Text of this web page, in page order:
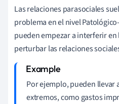
Las relaciones parasociales
problema en el nivel
pueden empezar a interferir
perturbar las relaciones
Por ejemplo, pueden
extremos, como gastos